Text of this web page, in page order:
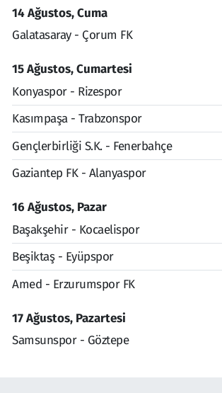
14 Ağustos, Cuma
Galatasaray - Çorum FK
15 Ağustos, Cumartesi
Konyaspor - Rizespor
Kasımpaşa - Trabzonspor
Gençlerbirliği S.K. - Fenerbahçe
Gaziantep FK - Alanyaspor
16 Ağustos, Pazar
Başakşehir - Kocaelispor
Beşiktaş - Eyüpspor
Amed - Erzurumspor FK
17 Ağustos, Pazartesi
Samsunspor - Göztepe